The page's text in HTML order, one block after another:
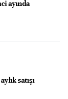
ayında
satışı